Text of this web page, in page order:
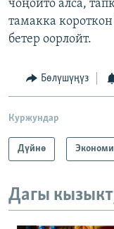
чоңойто алса,
тамакка
бетер оорлойт.
Бөлүшүңүз
Куржундар
Дүйнө
Дагы